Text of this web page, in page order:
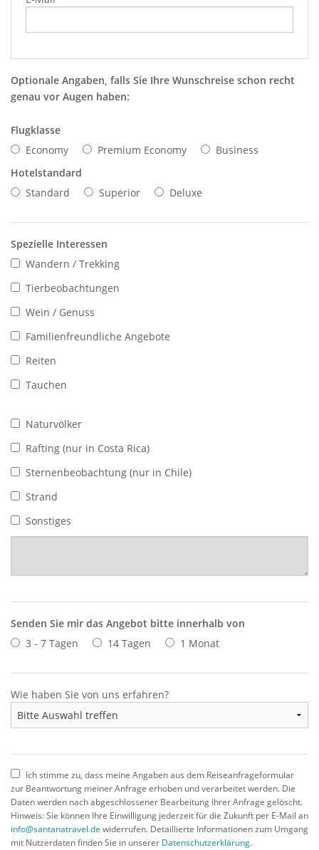
Optionale Angaben, falls Sie Ihre Wunschreise schon recht
genau vor Augen haben:
Flugklasse
Economy
Premium Economy
Business
Hotelstandard
Standard
Superior Deluxe
Spezielle Interessen
Wandern / Trekking
Tierbeobachtungen
Wein / Genuss
Familienfreundliche Angebote
Reiten
Tauchen
Naturvölker
Rafting (nur in Costa Rica)
Sternenbeobachtung (nur in Chile)
Strand
Sonstiges
Senden Sie mir das Angebot bitte innerhalb von
3 - 7 Tagen
14 Tagen 1 Monat
Wie haben Sie von uns erfahren?
Ich stimme zu, dass meine Angaben aus dem Reiseanfrageformular
zur Beantwortung meiner Anfrage erhoben und verarbeitet werden. Die
Daten werden nach abgeschlossener Bearbeitung Ihrer Anfrage gelöscht.
Hinweis: Sie können Ihre Einwilligung jederzeit für die Zukunft per E-Mail an
info@santanatravel.de widerrufen. Detaillierte Informationen zum Umgang
mit Nutzerdaten finden Sie in unserer Datenschutzerklärung.